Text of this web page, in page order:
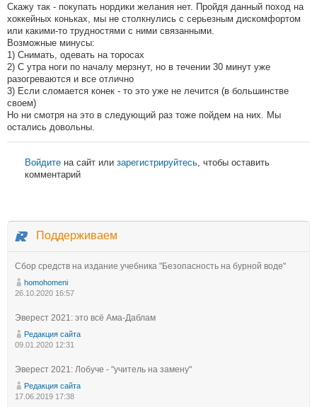
Скажу так - покупать нордики желания нет. Пройдя данный поход на
хоккейных коньках, мы не столкнулись с серьезным дискомфортом
или какими-то трудностями с ними связанными.
Возможные минусы:
1) Снимать, одевать на торосах
2) С утра ноги по началу мерзнут, но в течении 30 минут уже
разогреваются и все отлично
3) Если сломается конек - то это уже не лечится (в большинстве
своем)
Но ни смотря на это в следующий раз тоже пойдем на них. Мы
остались довольны.
Войдите на сайт или зарегистрируйтесь , чтобы оставить
комментарий
Поддерживаем
Сбор средств на издание учебника "Безопасность на бурной воде"
homohomeni
26.10.2020 16:57
Эверест 2021: это всё Ама-Даблам
Редакция сайта
09.01.2020 12:31
Эверест 2021: Лобуче - "учитель на замену"
Редакция сайта
17.06.2019 17:38